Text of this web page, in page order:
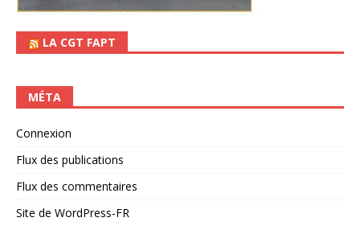
LA CGT FAPT
MÉTA
Connexion
Flux des publications
Flux des commentaires
Site de WordPress-FR